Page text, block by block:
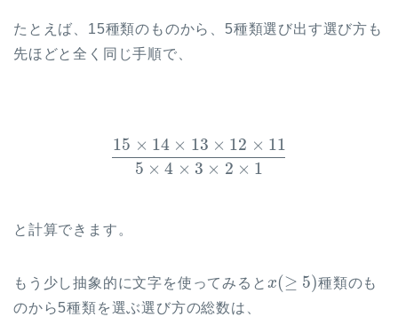
たとえば、15種類のものから、5種類選び出す選び方も
先ほどと全く同じ手順で、
15 × 14 × 13 × 12 × 11
5 × 4 × 3 × 2 × 1
と計算できます。
もう少し抽象的に文字を使ってみると x(≥ 5)種類のも
のから5種類を選ぶ選び方の総数は、